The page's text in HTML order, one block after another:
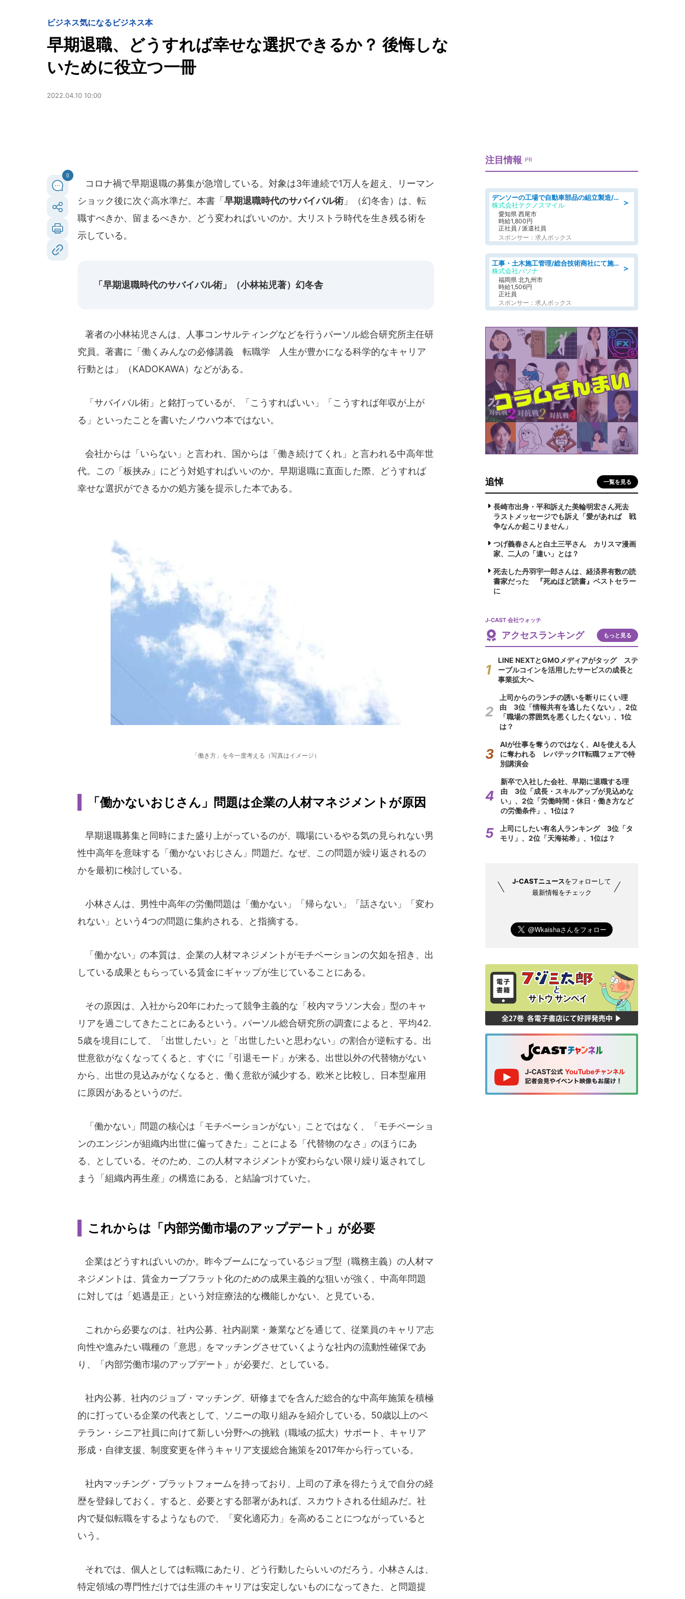
ビジネス気になるビジネス本
早期退職、どうすれば幸せな選択できるか？ 後悔しな
いために役立つ一冊
2022.04.10 10:00
0
コロナ禍で早期退職の募集が急増している。対象は3年連続で1万人を超え、リーマン
ショック後に次ぐ高水準だ。本書「 早期退職時代のサバイバル術」（幻冬舎）は、転
職すべきか、留まるべきか、どう変わればいいのか。大リストラ時代を生き残る術を
示している。
「早期退職時代のサバイバル術」（小林祐児著）幻冬舎
著者の小林祐児さんは、人事コンサルティングなどを行うパーソル総合研究所主任研
究員。著書に「働くみんなの必修講義 転職学 人生が豊かになる科学的なキャリア
行動とは」（KADOKAWA）などがある。
「サバイバル術」と銘打っているが、「こうすればいい」「こうすれば年収が上が
る」といったことを書いたノウハウ本ではない。
会社からは「いらない」と言われ、国からは「働き続けてくれ」と言われる中高年世
代。この「板挟み」にどう対処すればいいのか。早期退職に直面した際、どうすれば
幸せな選択ができるかの処方箋を提示した本である。
「働き方」を今一度考える（写真はイメージ）
「働かないおじさん」問題は企業の人材マネジメントが原因
早期退職募集と同時にまた盛り上がっているのが、職場にいるやる気の見られない男
性中高年を意味する「働かないおじさん」問題だ。なぜ、この問題が繰り返されるの
かを最初に検討している。
小林さんは、男性中高年の労働問題は「働かない」「帰らない」「話さない」「変わ
れない」という4つの問題に集約される、と指摘する。
「働かない」の本質は、企業の人材マネジメントがモチベーションの欠如を招き、出
している成果ともらっている賃金にギャップが生じていることにある。
その原因は、入社から20年にわたって競争主義的な「校内マラソン大会」型のキャ
リアを過ごしてきたことにあるという。パーソル総合研究所の調査によると、平均42.
5歳を境目にして、「出世したい」と「出世したいと思わない」の割合が逆転する。出
世意欲がなくなってくると、すぐに「引退モード」が来る。出世以外の代替物がない
から、出世の見込みがなくなると、働く意欲が減少する。欧米と比較し、日本型雇用
に原因があるというのだ。
「働かない」問題の核心は「モチベーションがない」ことではなく、「モチベーショ
ンのエンジンが組織内出世に偏ってきた」ことによる「代替物のなさ」のほうにあ
る、としている。そのため、この人材マネジメントが変わらない限り繰り返されてし
まう「組織内再生産」の構造にある、と結論づけていた。
これからは「内部労働市場のアップデート」が必要
企業はどうすればいいのか。昨今ブームになっているジョブ型（職務主義）の人材マ
ネジメントは、賃金カーブフラット化のための成果主義的な狙いが強く、中高年問題
に対しては「処遇是正」という対症療法的な機能しかない、と見ている。
これから必要なのは、社内公募、社内副業・兼業などを通じて、従業員のキャリア志
向性や進みたい職種の「意思」をマッチングさせていくような社内の流動性確保であ
り、「内部労働市場のアップデート」が必要だ、としている。
社内公募、社内のジョブ・マッチング、研修までを含んだ総合的な中高年施策を積極
的に打っている企業の代表として、ソニーの取り組みを紹介している。50歳以上のベ
テラン・シニア社員に向けて新しい分野への挑戦（職域の拡大）サポート、キャリア
形成・自律支援、制度変更を伴うキャリア支援総合施策を2017年から行っている。
社内マッチング・プラットフォームを持っており、上司の了承を得たうえで自分の経
歴を登録しておく。すると、必要とする部署があれば、スカウトされる仕組みだ。社
内で疑似転職をするようなもので、「変化適応力」を高めることにつながっていると
いう。
それでは、個人としては転職にあたり、どう行動したらいいのだろう。小林さんは、
特定領域の専門性だけでは生涯のキャリアは安定しないものになってきた、と問題提
注目情報 PR
＞
デンソーの工場で自動車部品の組立製造/denso aichi
株式会社テクノスマイル
愛知県 西尾市
時給1,800円
正社員 / 派遣社員
スポンサー：求人ボックス
＞
工事・土木施工管理/総合技術商社にて施工管理のお仕事/即日勤務可/車通勤可/工事・土木施工管理/生産・品質管理
株式会社パソナ
福岡県 北九州市
時給1,506円
正社員
スポンサー：求人ボックス
追悼 一覧を見る
長崎市出身・平和訴えた美輪明宏さん死去
ラストメッセージでも訴え「愛があれば 戦
争なんか起こりません」
つげ義春さんと白土三平さん カリスマ漫画
家、二人の「違い」とは？
死去した丹羽宇一郎さんは、経済界有数の読
書家だった 『死ぬほど読書』ベストセラー
に
J-CAST 会社ウォッチ
アクセスランキング もっと見る
LINE NEXTとGMOメディアがタッグ ステ
ーブルコインを活用したサービスの成長と
事業拡大へ
上司からのランチの誘いを断りにくい理
由 3位「情報共有を逃したくない」、2位
「職場の雰囲気を悪くしたくない」、1位
は？
AIが仕事を奪うのではなく、AIを使える人
に奪われる レバテックIT転職フェアで特
別講演会
新卒で入社した会社、早期に退職する理
由 3位「成長・スキルアップが見込めな
い」、2位「労働時間・休日・働き方など
の労働条件」、1位は？
上司にしたい有名人ランキング 3位「タ
モリ」、2位「天海祐希」、1位は？
J-CASTニュースをフォローして
最新情報をチェック